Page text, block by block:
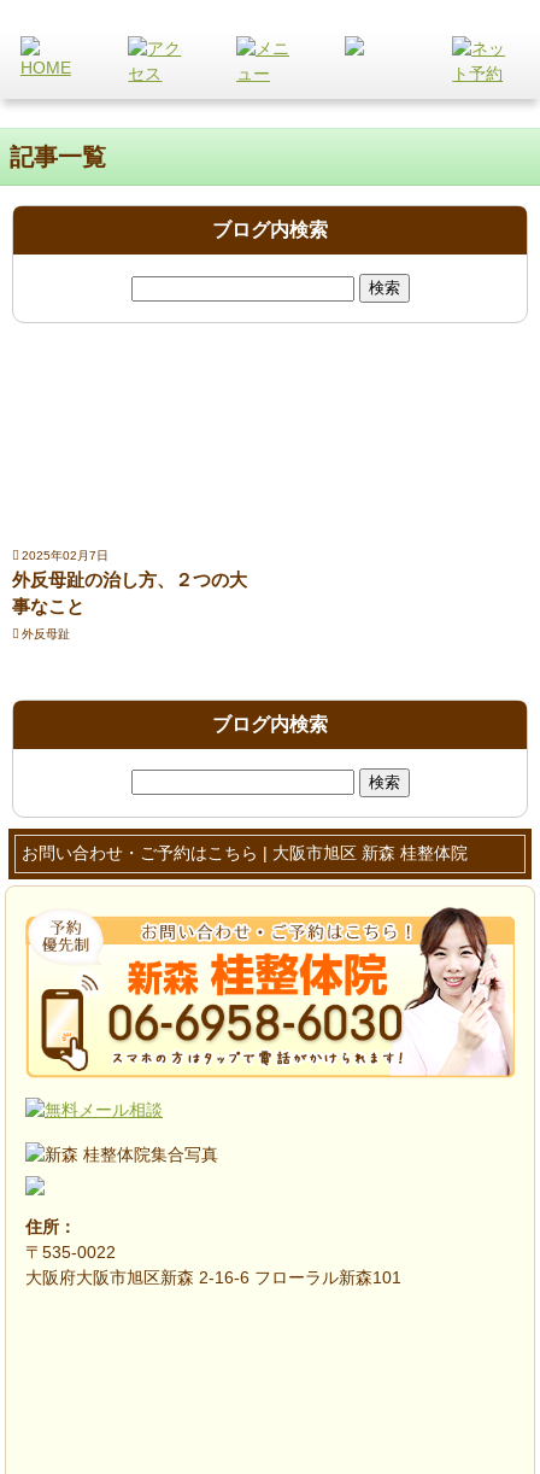
記事一覧
ブログ内検索
2025年02月7日
外反母趾の治し方、２つの大
事なこと
外反母趾
ブログ内検索
お問い合わせ・ご予約はこちら | 大阪市旭区 新森 桂整体院
住所：
〒535-0022
大阪府大阪市旭区新森 2-16-6 フローラル新森101